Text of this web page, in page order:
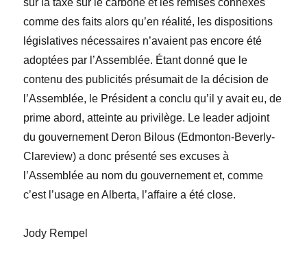
sur la taxe sur le carbone et les remises connexes
comme des faits alors qu’en réalité, les dispositions
législatives nécessaires n’avaient pas encore été
adoptées par l’Assemblée. Étant donné que le
contenu des publicités présumait de la décision de
l’Assemblée, le Président a conclu qu’il y avait eu, de
prime abord, atteinte au privilège. Le leader adjoint
du gouvernement Deron Bilous (Edmonton-Beverly-
Clareview) a donc présenté ses excuses à
l’Assemblée au nom du gouvernement et, comme
c’est l’usage en Alberta, l’affaire a été close.
Jody Rempel